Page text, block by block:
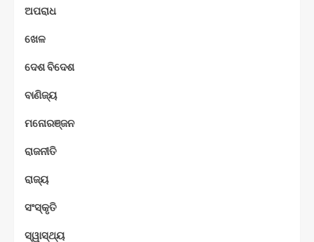
ଅପରାଧ
ଖେଳ
ଦେଶ ବିଦେଶ
ବାଣିଜ୍ୟ
ମନୋରଞ୍ଜନ
ରାଜନୀତି
ରାଜ୍ୟ
ସଂସ୍କୃତି
ସ୍ୱାସ୍ଥ୍ୟ